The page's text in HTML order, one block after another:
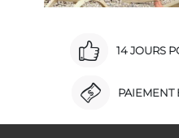
14 JOURS
PAIEMENT